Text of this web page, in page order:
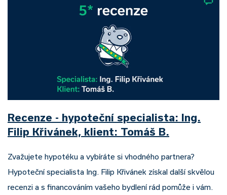
Recenze - hypoteční specialista: Ing.
Filip Křivánek, klient: Tomáš B.
Zvažujete hypotéku a vybíráte si vhodného partnera?
Hypoteční specialista Ing. Filip Křivánek získal další skvělou
recenzi a s financováním vašeho bydlení rád pomůže i vám.